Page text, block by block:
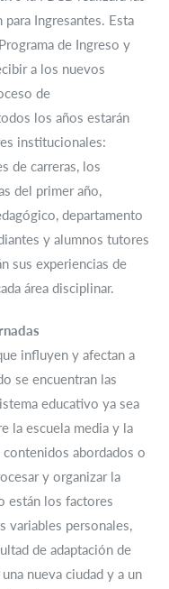
para Ingresantes. Esta
de Ingreso y
a los nuevos
de
los años estarán
institucionales:
de carreras, los
del primer año,
departamento
y alumnos tutores
sus experiencias de
área disciplinar.
influyen y afectan a
se encuentran las
educativo ya sea
la escuela media y la
abordados o
y organizar la
están los factores
variables personales,
de adaptación de
nueva ciudad y a un